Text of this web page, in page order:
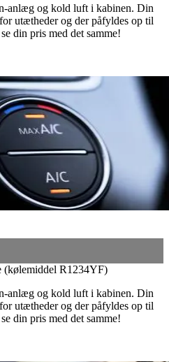
anlæg og kold luft i kabinen. Din
utætheder og der påfyldes op til
din pris med det samme!
(kølemiddel R1234YF)
anlæg og kold luft i kabinen. Din
utætheder og der påfyldes op til
din pris med det samme!